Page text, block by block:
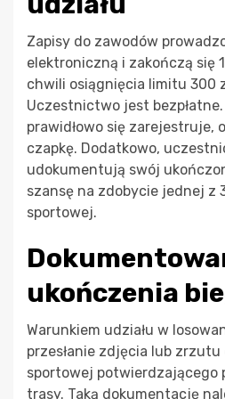
Zapisy do zawodów
elektroniczną i zakończą się
chwili osiągnięcia limitu 300
Uczestnictwo jest bezpłatne.
prawidłowo się zarejestruje,
czapkę. Dodatkowo,
udokumentują swój
szansę na zdobycie jednej z
sportowej.
ukończenia
Warunkiem udziału w
przesłanie zdjęcia lub
sportowej potwierdzającego
trasy. Taką dokumentację